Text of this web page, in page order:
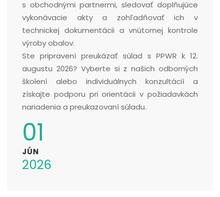
s obchodnými partnermi, sledovať doplňujúce
vykonávacie akty a zohľadňovať ich v
technickej dokumentácii a vnútornej kontrole
výroby obalov.
Ste pripravení preukázať súlad s PPWR k 12.
augustu 2026? Vyberte si z našich odborných
školení alebo individuálnych konzultácií a
získajte podporu pri orientácii v požiadavkách
nariadenia a preukazovaní súladu.
01
JÚN
2026